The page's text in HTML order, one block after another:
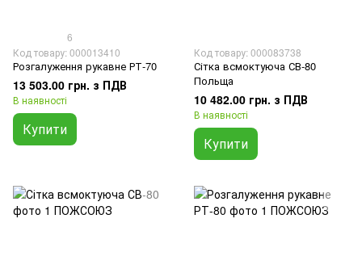
6
Код товару: 000013410
Розгалуження рукавне РТ-70
13 503.00 грн. з ПДВ
В наявності
Купити
Код товару: 000083738
Сітка всмоктуюча СВ-80
Польща
10 482.00 грн. з ПДВ
В наявності
Купити